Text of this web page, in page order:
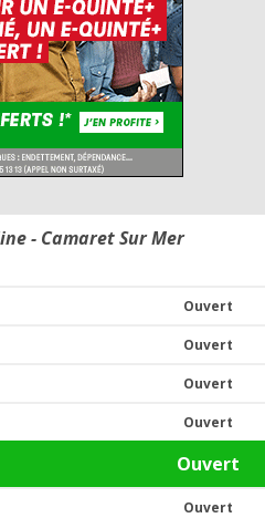
- Camaret Sur Mer
Ouvert
Ouvert
Ouvert
Ouvert
Ouvert
Ouvert